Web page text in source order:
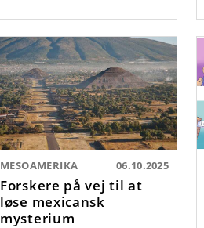
MESOAMERIKA 06.10.2025
Forskere på vej til at
løse mexicansk
mysterium